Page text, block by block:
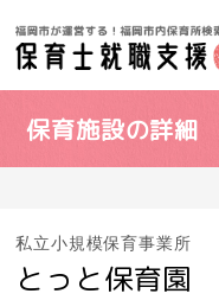
保育施設の詳細
私立小規模保育事業所
とっと保育園